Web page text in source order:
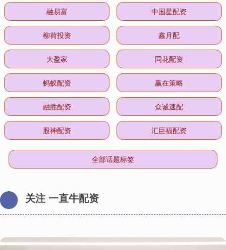
融易富 中国星配资
柳荷投资 鑫月配
大盈家 同花配资
蚂蚁配资 赢在策略
融胜配资 众诚速配
股神配资 汇巨福配资
全部话题标签
关注 一直牛配资